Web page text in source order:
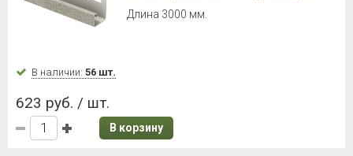
Длина 3000 мм.
В наличии: 56 шт.
623 руб. / шт.
В корзину